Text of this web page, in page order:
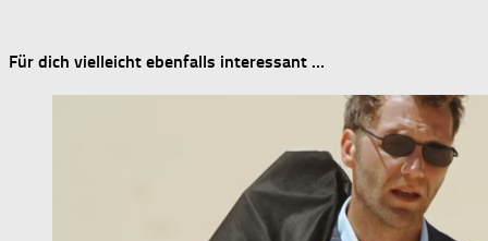
Für dich vielleicht ebenfalls interessant …